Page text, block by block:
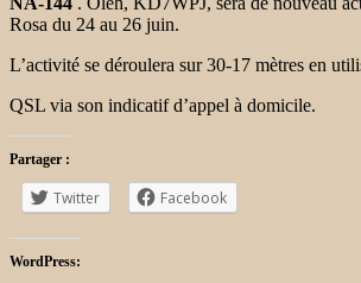
Rosa du 24 au 26 juin.
L’activité se déroulera sur 30-17 mètres en
QSL via son indicatif d’appel à domicile.
Partager :
Twitter Facebook
WordPress: